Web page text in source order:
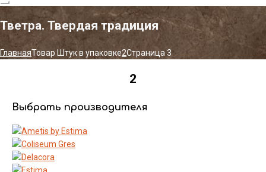
Тветра. Твердая традиция
ГлавнаяТовар Штук в упаковке2Страница 3
2
Выбрать производителя